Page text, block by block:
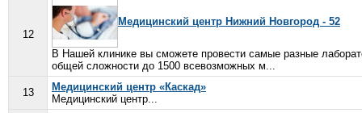
12
Медицинский центр Нижний Новгород - 52
В Нашей клинике вы сможете провести самые разные
общей сложности до 1500 всевозможных м...
13
Медицинский центр «Каскад»
Медицинский центр...